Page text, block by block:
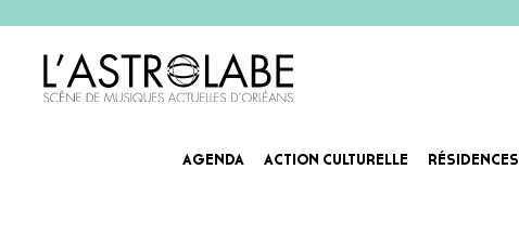
AGENDA ACTION CULTURELLE RÉSIDENCES